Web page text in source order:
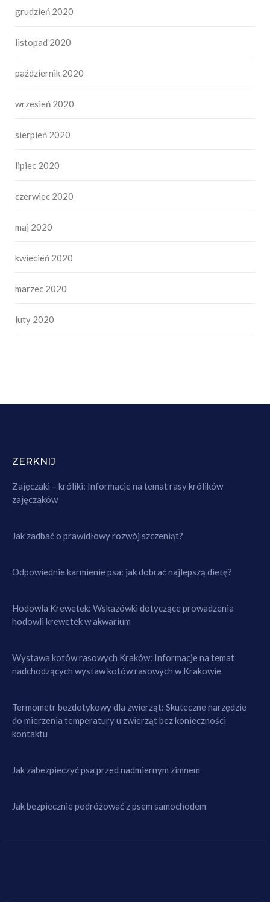
grudzień 2020
listopad 2020
październik 2020
wrzesień 2020
sierpień 2020
lipiec 2020
czerwiec 2020
maj 2020
kwiecień 2020
marzec 2020
luty 2020
ZERKNIJ
Zajęczaki – króliki: Informacje na temat rasy królików
zajęczaków
Jak zadbać o prawidłowy rozwój szczeniąt?
Odpowiednie karmienie psa: jak dobrać najlepszą dietę?
Hodowla Krewetek: Wskazówki dotyczące prowadzenia
hodowli krewetek w akwarium
Wystawa kotów rasowych Kraków: Informacje na temat
nadchodzących wystaw kotów rasowych w Krakowie
Termometr bezdotykowy dla zwierząt: Skuteczne narzędzie
do mierzenia temperatury u zwierząt bez konieczności
kontaktu
Jak zabezpieczyć psa przed nadmiernym zimnem
Jak bezpiecznie podróżować z psem samochodem